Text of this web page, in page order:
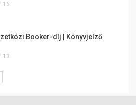
Booker-díj | Könyvjelző